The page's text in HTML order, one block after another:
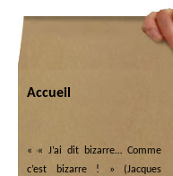
Accueil
«« J’ai dit bizarre… Comme
c’est bizarre ! » (Jacques